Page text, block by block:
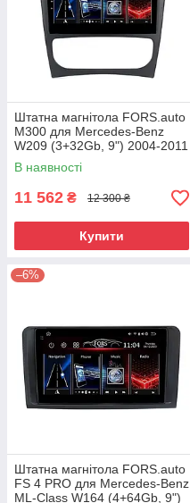
Штатна магнітола FORS.auto
М300 для Mercedes-Benz
W209 (3+32Gb, 9") 2004-2011
В наявності
11 562 ₴ 12 300 ₴
Купити
–6%
Штатна магнітола FORS.auto
FS 4 PRO для Mercedes-Benz
ML-Class W164 (4+64Gb, 9")